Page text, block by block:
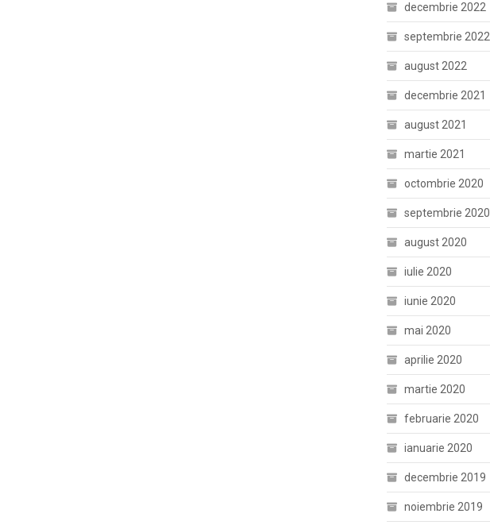
decembrie 2022
septembrie 2022
august 2022
decembrie 2021
august 2021
martie 2021
octombrie 2020
septembrie 2020
august 2020
iulie 2020
iunie 2020
mai 2020
aprilie 2020
martie 2020
februarie 2020
ianuarie 2020
decembrie 2019
noiembrie 2019